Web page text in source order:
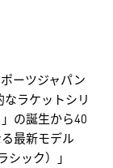
ーツジャパン
ラケットシリ
の誕生から40
最新モデル
シック）」